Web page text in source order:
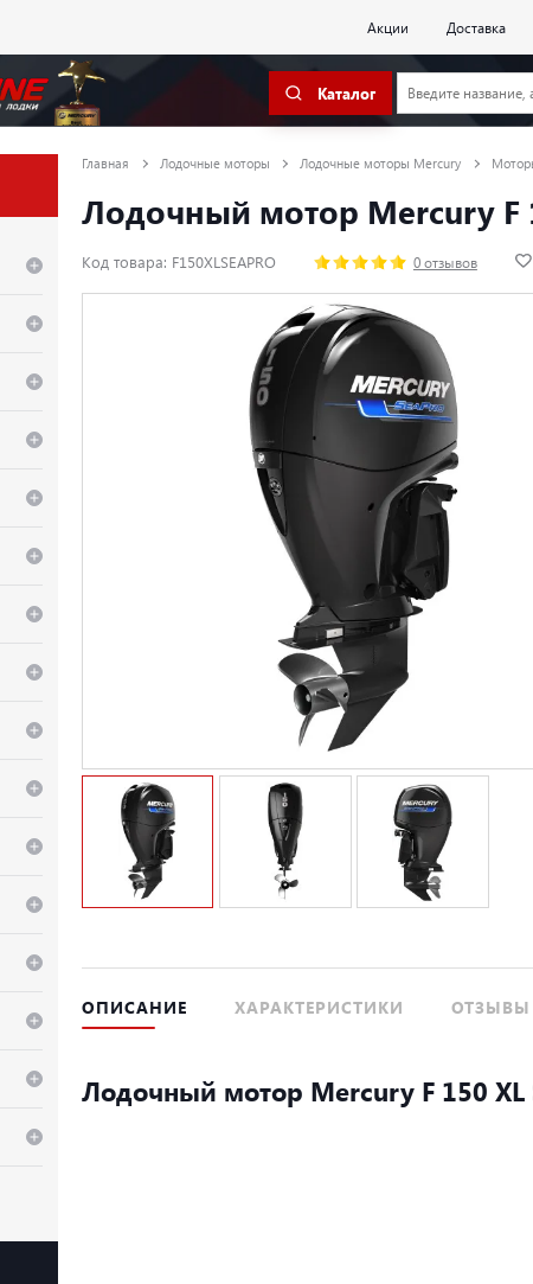
Акции Доставка
Каталог
Главная Лодочные моторы Лодочные моторы Mercury
Лодочный мотор Mercury F
Код товара: F150XLSEAPRO 0 отзывов
ОПИСАНИЕ ХАРАКТЕРИСТИКИ ОТЗЫВЫ
Лодочный мотор Mercury F 150 XL